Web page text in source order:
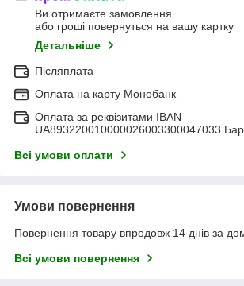
Ви отримаєте замовлення
або гроші повернуться на вашу картку
Детальніше
Післяплата
Оплата на карту Монобанк
Оплата за реквізитами IBAN
UA893220010000026003300047033
Всі умови оплати
Умови повернення
Повернення товару впродовж 14 днів за
Всі умови повернення